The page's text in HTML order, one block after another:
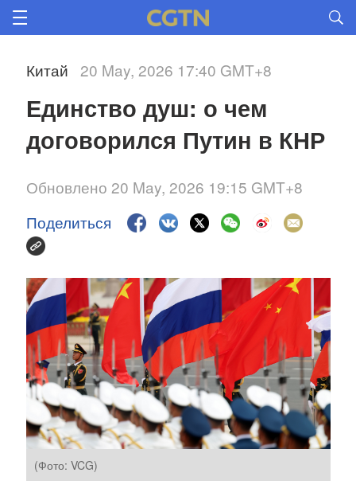
Китай 20 May, 2026 17:40 GMT+8
Единство душ: о чем
договорился Путин в КНР
Обновлено 20 May, 2026 19:15 GMT+8
Поделиться
(Фото: VCG)